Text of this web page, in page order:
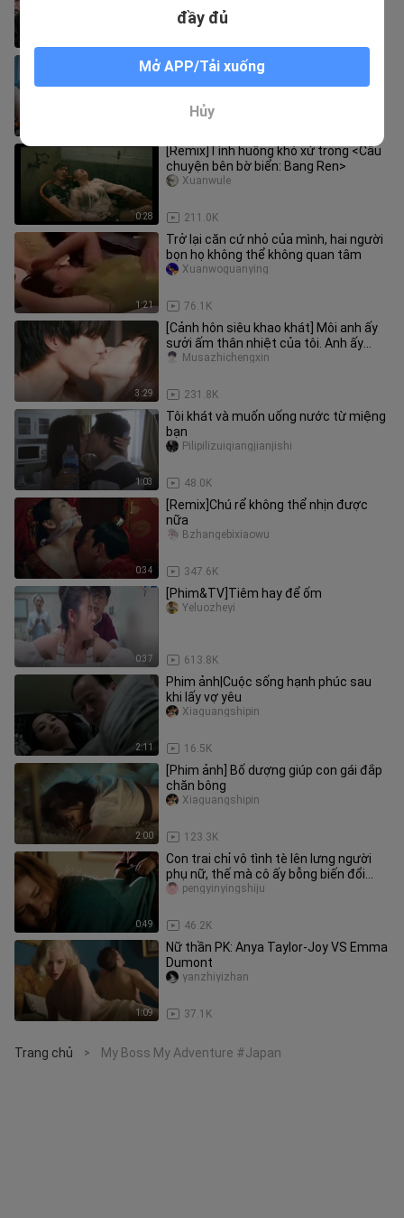
Trời ạ, bạn trai này hơi lẳng lơ
Woyoumengxianghexiwang
0:28
[Remix]Tình huống khó xử trong <Câu
chuyện bên bờ biển: Bang Ren>
211.0K
Xuanwule
1:21
Trở lại căn cứ nhỏ của mình, hai người
bọn họ không thể không quan tâm
76.1K
Xuanwoguanying
3:29
[Cảnh hôn siêu khao khát] Môi anh ấy
sưởi ấm thân nhiệt của tôi. Anh ấy
luôn là người yêu của anh Sh
231.8K
Musazhichengxin
1:03
Tôi khát và muốn uống nước từ miệng
bạn
48.0K
Pilipilizuiqiangjianjishi
0:34
[Remix]Chú rể không thể nhịn được
nữa
347.6K
Bzhangebixiaowu
0:37
[Phim&TV]Tiêm hay để ốm
613.8K
Yeluozheyi
2:11
Phim ảnh|Cuộc sống hạnh phúc sau
khi lấy vợ yêu
16.5K
Xiaguangshipin
2:00
[Phim ảnh] Bố dượng giúp con gái đắp
chăn bông
123.3K
Xiaguangshipin
0:49
Con trai chỉ vô tình tè lên lưng người
phụ nữ, thế mà cô ấy bỗng biến đổi
một cách kỳ lạ.
46.2K
pengyinyingshiju
1:09
Nữ thần PK: Anya Taylor-Joy VS Emma
Dumont
37.1K
yanzhiyizhan
Trang chủ > My Boss My Adventure #Japan
đầy đủ
Mở APP/Tải xuống
Hủy